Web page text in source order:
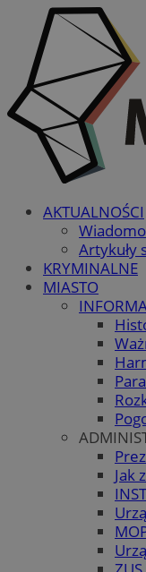
AKTUALNOŚCI
Artykuły
KRYMINALNE
MIASTO
Jak